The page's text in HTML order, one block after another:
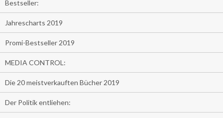
Bestseller:
Jahrescharts 2019
Promi-Bestseller 2019
MEDIA CONTROL:
Die 20 meistverkauften Bücher 2019
Der Politik entliehen: